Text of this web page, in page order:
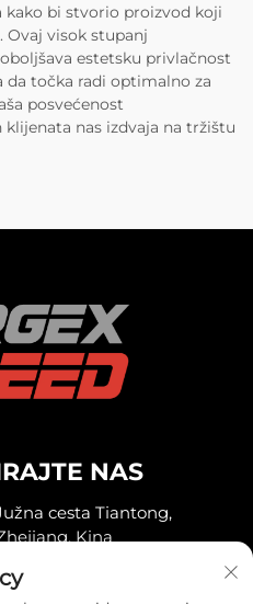
bi stvorio proizvod koji
Ovaj visok stupanj
estetsku privlačnost
da točka radi optimalno za
posvećenost
nas izdvaja na tržištu
NAS
cesta Tiantong,
Kina